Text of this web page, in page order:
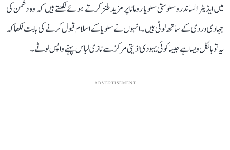
میں ایڈیٹر الساندرو سلوستی سلویا رومانا پر مزید طنز کرتے ہوئے لکھتے ہیں کہ وہ دشمن کی
جہادی وردی کے ساتھ لوٹی ہیں۔ انہوں نے سلویا کے اسلام قبول کرنے کی بابت لکھا کہ
یہ تو بالکل ویسا ہے جیسا کوئی یہودی اذیتی مرکز سے نازی لباس پہنے واپس لوٹے۔
ADVERTISEMENT